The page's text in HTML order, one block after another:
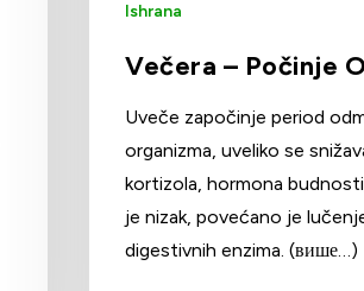
Ishrana
Večera – Počinje
Uveče započinje period
organizma, uveliko se
kortizola, hormona
je nizak, povećano je
digestivnih enzima. (више…)